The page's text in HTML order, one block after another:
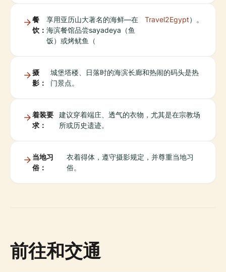
餐
饮：
享用亚历山大著名的海鲜—在
海滨餐馆品尝sayadeya（鱼
饭）或烤鱿鱼（
Travel2Egypt）。
摄
影：
城堡塔楼、日落时的海滨长廊和热闹的码头是热
门景点。
着装要
求：
建议穿着端庄、透气的衣物，尤其是在宗教场
所或历史遗迹。
当地习
俗：
衣着得体，遵守摄影规定，并尊重当地习
俗。
前往和交通